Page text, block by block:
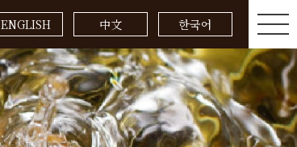
ENGLISH 中文 한국어